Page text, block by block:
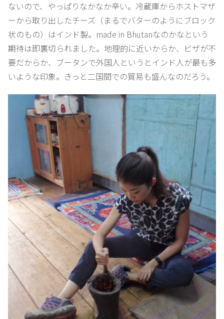
ないので、やっぱりなかなか辛い。冷蔵庫からホストマザ
ーから取り出したチーズ（まるでバターのようにブロック
状のもの）はインド製。made in Bhutanなのかなという
期待は即裏切られました。地理的に近いからか、ビザが不
要だからか、ブータンで外国人というとインド人が最も多
いような印象。きっと二国間での貿易も盛んなのだろう。